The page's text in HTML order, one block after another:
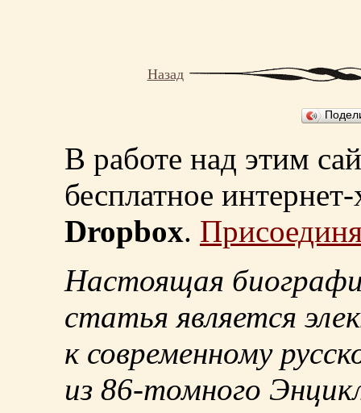
Назад
В работе над этим
бесплатное
Dropbox.
Настоящая
статья является
к современному
из 86-томного